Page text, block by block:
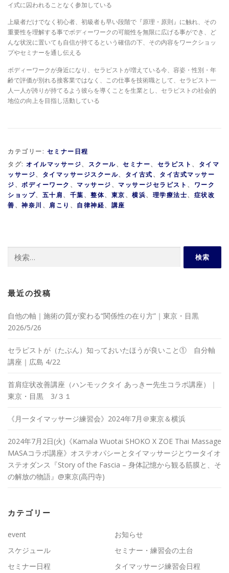
イ式に囚われることなく参加している
上級者だけでなく初心者、初級者も早い段階で『原理・原則』に触れ、その
重要性を理解する事でボディーワークの可能性を無限に広げる事ができ、ど
んな状況に置いても自信が持てるという確信の下、その内容をワークショッ
プやセミナーを通し伝える
ボディーワークが身近になり、セラピストが増えている今、容姿・性別・年
齢で評価が別れる接客業ではなく、この仕事を技術職として、セラピスト一
人一人が誇りが持てるよう彼らを導くことを生業とし、セラピストの社会的
地位の向上を目指し活動している
カテゴリー: セミナー日程
タグ: オイルマッサージ、 スクール、 セミナー、 セラピスト 、 タイマ
ッサージ、 タイマッサージスクール、 タイ古式、 タイ古式マッサー
ジ、 ボディーワーク 、 マッサージ、 マッサージセラピスト 、 ワーク
ショップ、 五十肩、 千葉、 整体、 東京、 横浜、 理学療法士、 症状改
善、 神奈川 、 肩こり 、 自律神経、 講座
索:
最近の投稿
自他の軸｜施術の質が変わる“関係性の在り方”｜東京・目黒
2026/5/26
セラピストが（たぶん）知っておいたほうが良いこと① 自分軸
講座｜広島 4/22
首肩症状改善講座（ハンモックタイ あっきー先生コラボ講座）｜
東京・目黒 3/３１
《月一タイマッサージ練習会》2024年7月＠東京＆横浜
2024年7月2日(火)《Kamala Wuotai SHOKO X ZOE Thai Massage
MASAコラボ講座》オステオパシーとタイマッサージとウータイオ
ステオダンス『Story of the Fascia – 身体記憶から観る筋膜と、そ
の解放の物語』@東京(高円寺)
カテゴリー
event
お知らせ
スケジュール
セミナー・練習会の土台
セミナー日程
タイマッサージ練習会日程